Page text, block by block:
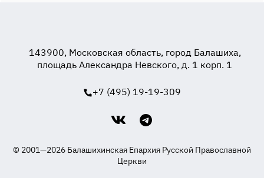
143900, Московская область, город Балашиха,
площадь Александра Невского, д. 1 корп. 1
+7 (495) 19-19-309
© 2001—2026 Балашихинская Епархия Русской Православной
Церкви